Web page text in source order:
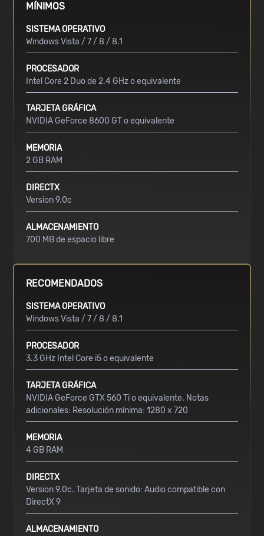
MÍNIMOS
SISTEMA OPERATIVO
Windows Vista / 7 / 8 / 8.1
PROCESADOR
Intel Core 2 Duo de 2.4 GHz o equivalente
TARJETA GRÁFICA
NVIDIA GeForce 8600 GT o equivalente
MEMORIA
2 GB RAM
DIRECTX
Version 9.0c
ALMACENAMIENTO
700 MB de espacio libre
RECOMENDADOS
SISTEMA OPERATIVO
Windows Vista / 7 / 8 / 8.1
PROCESADOR
3.3 GHz Intel Core i5 o equivalente
TARJETA GRÁFICA
NVIDIA GeForce GTX 560 Ti o equivalente. Notas
adicionales: Resolución mínima: 1280 x 720
MEMORIA
4 GB RAM
DIRECTX
Version 9.0c. Tarjeta de sonido: Audio compatible con
DirectX 9
ALMACENAMIENTO